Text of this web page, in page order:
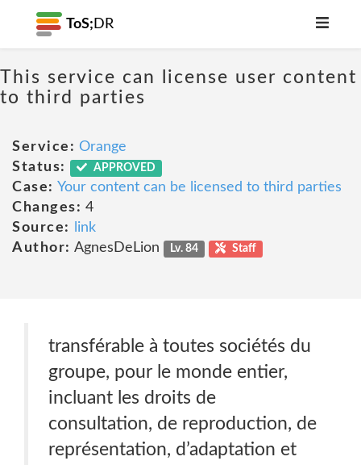
ToS; DR
This service can license user content
to third parties
Service: Orange
Status:
APPROVED
Case: Your content can be licensed to third parties
Changes: 4
Source:
link
Author: AgnesDeLion Lv. 84 Staff
transférable à toutes sociétés du
groupe, pour le monde entier,
incluant les droits de
consultation, de reproduction, de
représentation, d’adaptation et